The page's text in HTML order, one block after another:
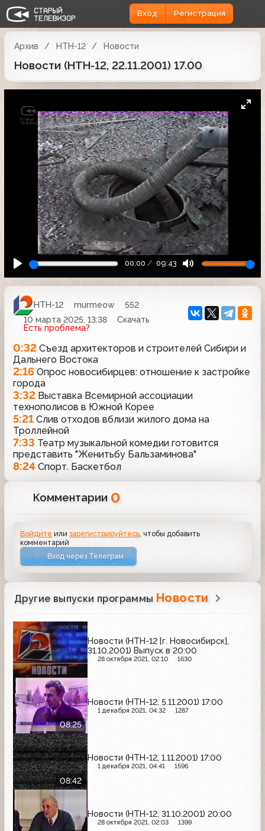
Вход Регистрация
Архив НТН-12 Новости
Новости (НТН-12, 22.11.2001) 17.00
00:00 09:43
НТН-12 murmeow
552
10 марта 2025, 13:38
Скачать
Есть проблема?
0:32 Съезд архитекторов и строителей Сибири и
Дальнего Востока
2:16 Опрос новосибирцев: отношение к застройке
города
3:32 Выставка Всемирной ассоциации
технополисов в Южной Корее
5:21 Слив отходов вблизи жилого дома на
Троллейной
7:33 Театр музыкальной комедии готовится
представить "Женитьбу Бальзаминова"
8:24 Спорт. Баскетбол
Комментарии 0
Войдите илизарегистрируйтесь , чтобы добавить
комментарий
Вход через Телеграм
Другие выпуски программы Новости
Новости (НТН-12 [г. Новосибирск],
31.10.2001) Выпуск в 20:00
28 октября 2021, 02:10 1630
08:25
Новости (НТН-12, 5.11.2001) 17:00
1 декабря 2021, 04:32 1287
08:42
Новости (НТН-12, 1.11.2001) 17:00
1 декабря 2021, 04:41 1596
Новости (НТН-12, 31.10.2001) 20:00
28 октября 2021, 02:03 1399